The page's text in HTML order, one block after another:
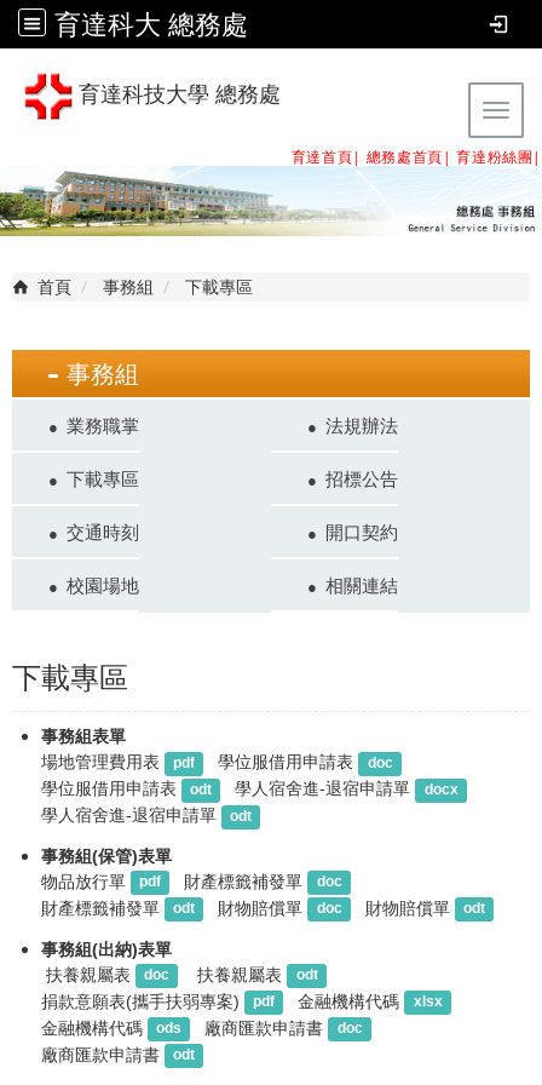
育達科大 總務處
育達科技大學 總務處
育達首頁| 總務處首頁| 育達粉絲團|
首頁 事務組 下載專區
事務組
業務職掌 法規辦法
下載專區 招標公告
交通時刻 開口契約
校園場地 相關連結
下載專區
事務組表單
場地管理費用表
pdf 學位服借用申請表 doc
學位服借用申請表 odt 學人宿舍進-退宿申請單 docx
學人宿舍進-退宿申請單 odt
事務組(保管)表單
物品放行單
pdf 財產標籤補發單 doc
財產標籤補發單 odt 財物賠償單 doc 財物賠償單 odt
事務組(出納)表單
扶養親屬表
doc 扶養親屬表 odt
捐款意願表(攜手扶弱專案) pdf 金融機構代碼 xlsx
金融機構代碼 ods 廠商匯款申請書 doc
廠商匯款申請書 odt